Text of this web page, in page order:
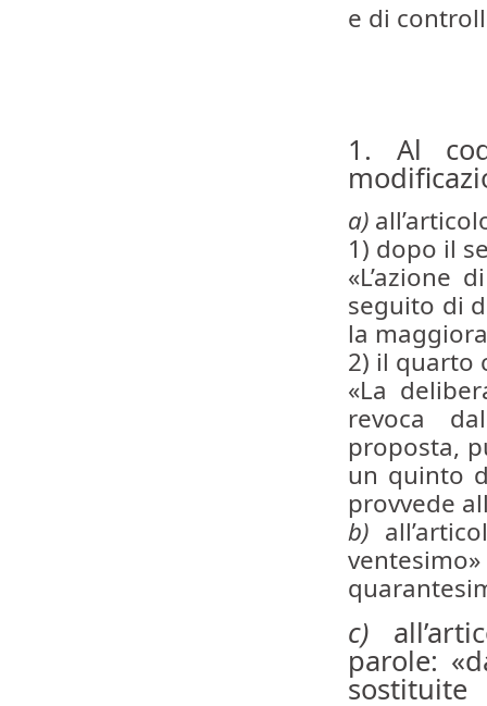
e di
1. Al
a)
1) dopo il
«L’azione
seguito di
la
2) il quarto
«La
revoca
proposta,
un quinto
provvede
b)
c)
parole: